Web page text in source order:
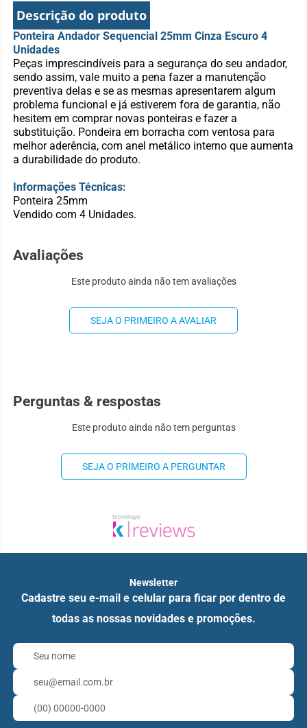
Descrição do produto
Ponteira Andador Sequencial 25mm Cinza Escuro 4
Unidades
Peças imprescindíveis para a segurança do seu andador,
sendo assim, vale muito a pena fazer a manutenção
preventiva delas e se as mesmas apresentarem algum
problema funcional e já estiverem fora de garantia, não
hesitem em comprar novas ponteiras e fazer a
substituição. Pondeira em borracha com ventosa para
melhor aderência, com anel metálico interno que aumenta
a durabilidade do produto.
Informações Técnicas:
Ponteira 25mm
Vendido com 4 Unidades.
Avaliações
Este produto ainda não tem avaliações
SEJA O PRIMEIRO A AVALIAR
Perguntas & respostas
Este produto ainda não tem perguntas
SEJA O PRIMEIRO A PERGUNTAR
Newsletter
Cadastre seu e-mail e celular para ficar por dentro de
todas as nossas novidades e promoções.